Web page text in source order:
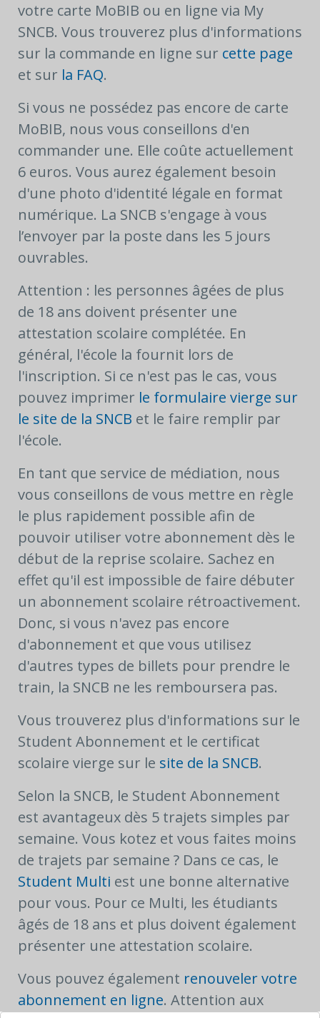
votre carte MoBIB ou en ligne via My
SNCB. Vous trouverez plus d'informations
sur la commande en ligne sur cette page
et sur la FAQ.
Si vous ne possédez pas encore de carte
MoBIB, nous vous conseillons d'en
commander une. Elle coûte actuellement
6 euros. Vous aurez également besoin
d'une photo d'identité légale en format
numérique. La SNCB s'engage à vous
l’envoyer par la poste dans les 5 jours
ouvrables.
Attention : les personnes âgées de plus
de 18 ans doivent présenter une
attestation scolaire complétée. En
général, l'école la fournit lors de
l'inscription. Si ce n'est pas le cas, vous
pouvez imprimer le formulaire vierge sur
le site de la SNCB et le faire remplir par
l'école.
En tant que service de médiation, nous
vous conseillons de vous mettre en règle
le plus rapidement possible afin de
pouvoir utiliser votre abonnement dès le
début de la reprise scolaire. Sachez en
effet qu'il est impossible de faire débuter
un abonnement scolaire rétroactivement.
Donc, si vous n'avez pas encore
d'abonnement et que vous utilisez
d'autres types de billets pour prendre le
train, la SNCB ne les remboursera pas.
Vous trouverez plus d'informations sur le
Student Abonnement et le certificat
scolaire vierge sur le site de la SNCB.
Selon la SNCB, le Student Abonnement
est avantageux dès 5 trajets simples par
semaine. Vous kotez et vous faites moins
de trajets par semaine ? Dans ce cas, le
Student Multi est une bonne alternative
pour vous. Pour ce Multi, les étudiants
âgés de 18 ans et plus doivent également
présenter une attestation scolaire.
Vous pouvez également renouveler votre
abonnement en ligne. Attention aux